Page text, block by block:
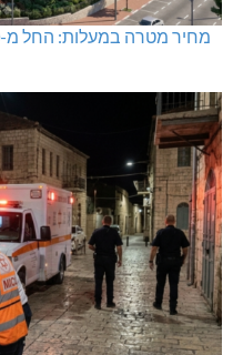
מחיר מטרה במעלות: החל מ-728,000 ₪